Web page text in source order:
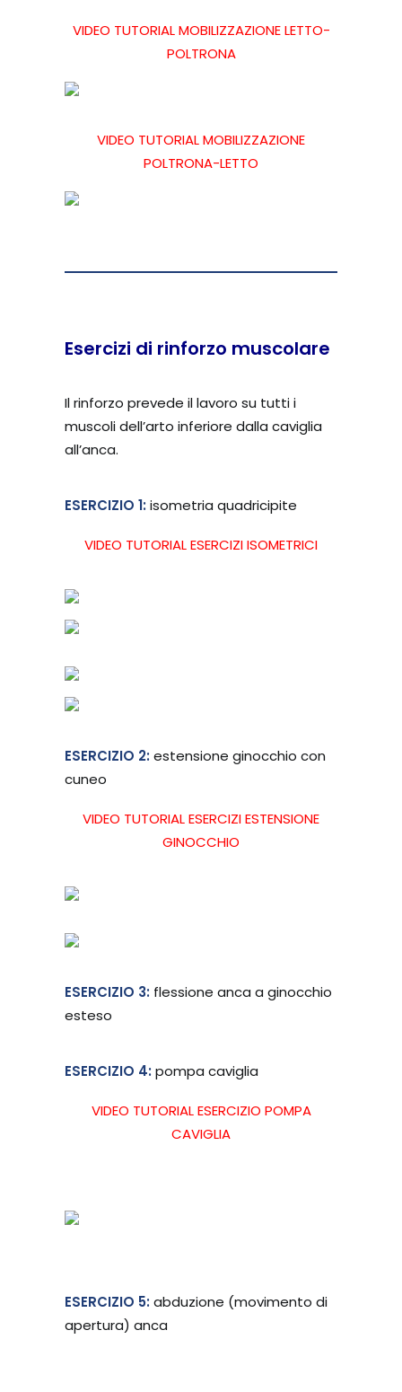
VIDEO TUTORIAL MOBILIZZAZIONE LETTO-
POLTRONA
VIDEO TUTORIAL MOBILIZZAZIONE
POLTRONA-LETTO
Esercizi di rinforzo muscolare
Il rinforzo prevede il lavoro su tutti i
muscoli dell’arto inferiore dalla caviglia
all’anca.
ESERCIZIO 1:isometria quadricipite
VIDEO TUTORIAL ESERCIZI ISOMETRICI
ESERCIZIO 2:estensione ginocchio con
cuneo
VIDEO TUTORIAL ESERCIZI ESTENSIONE
GINOCCHIO
ESERCIZIO 3: flessione anca a ginocchio
esteso
ESERCIZIO 4:pompa caviglia
VIDEO TUTORIAL ESERCIZIO POMPA
CAVIGLIA
ESERCIZIO 5:abduzione (movimento di
apertura) anca